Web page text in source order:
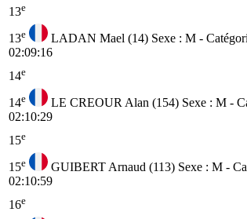
13e
13e LADAN Mael (14) Sexe : M -
02:09:16
14e
14e LE CREOUR Alan (154) Sexe : M -
02:10:29
15e
15e GUIBERT Arnaud (113) Sexe : M -
02:10:59
16e